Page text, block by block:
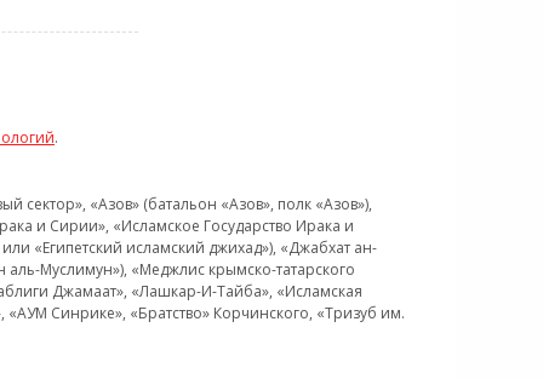
.
«Азов» (батальон «Азов», полк «Азов»),
и Сирии», «Исламское Государство Ирака и
«Египетский исламский джихад»), «Джабхат ан-
Муслимун»), «Меджлис крымско-татарского
Джамаат», «Лашкар-И-Тайба», «Исламская
Синрике», «Братство» Корчинского, «Тризуб им.